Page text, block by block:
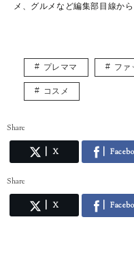
メ、グルメなど編集部目線か
プレママ ファ
コスメ
Share
X
Share
X